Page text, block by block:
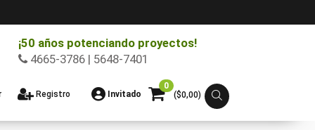
Invitado
Registro
0
($0,00)
¡50 años potenciando proyectos!
4665-3786 | 5648-7401